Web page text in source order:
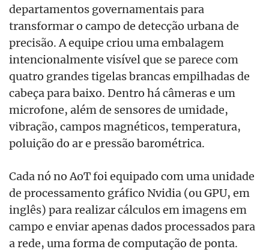
departamentos governamentais para
transformar o campo de detecção urbana de
precisão. A equipe criou uma embalagem
intencionalmente visível que se parece com
quatro grandes tigelas brancas empilhadas de
cabeça para baixo. Dentro há câmeras e um
microfone, além de sensores de umidade,
vibração, campos magnéticos, temperatura,
poluição do ar e pressão barométrica.
Cada nó no AoT foi equipado com uma unidade
de processamento gráfico Nvidia (ou GPU, em
inglês) para realizar cálculos em imagens em
campo e enviar apenas dados processados para
a rede, uma forma de computação de ponta.